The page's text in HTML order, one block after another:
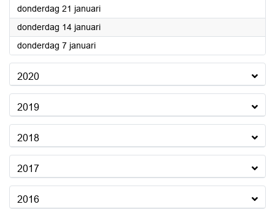
donderdag 21 januari2021
donderdag 14 januari2021
donderdag 7 januari2021
2020
2019
2018
2017
2016